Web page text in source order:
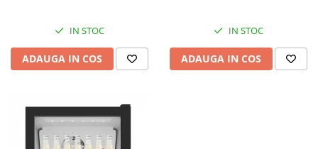
IN STOC
ADAUGA IN COS
IN STOC
ADAUGA IN COS